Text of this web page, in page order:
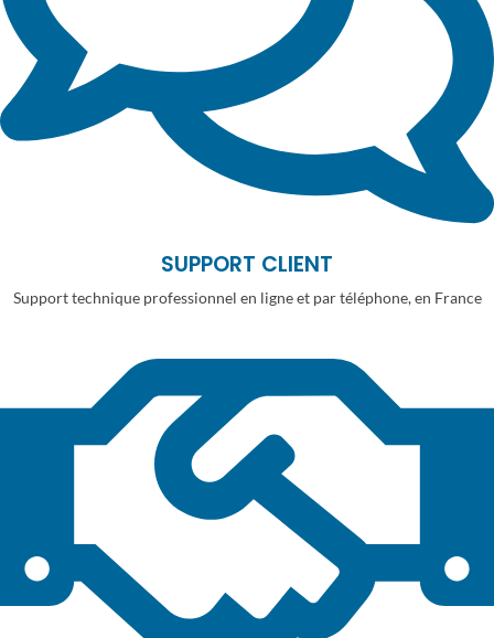
SUPPORT CLIENT
Support technique professionnel en ligne et par téléphone, en France